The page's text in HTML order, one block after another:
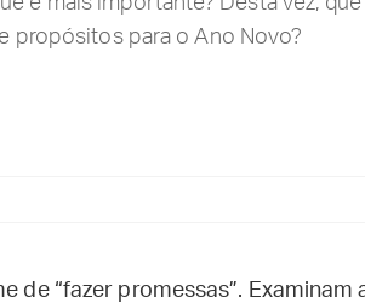
propósitos para o Ano Novo?
de “fazer promessas”. Examinam